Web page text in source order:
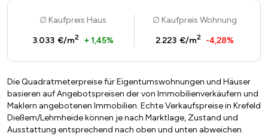
Kaufpreis Haus
3.033 €/m2 + 1,45%
Kaufpreis Wohnung
2.223 €/m2 -4,28%
Die Quadratmeterpreise für Eigentumswohnungen und Häuser
basieren auf Angebotspreisen der von Immobilienverkäufern und
Maklern angebotenen Immobilien. Echte Verkaufspreise in Krefeld
Dießem/Lehmheide können je nach Marktlage, Zustand und
Ausstattung entsprechend nach oben und unten abweichen.